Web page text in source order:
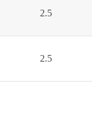
2.5
2.5